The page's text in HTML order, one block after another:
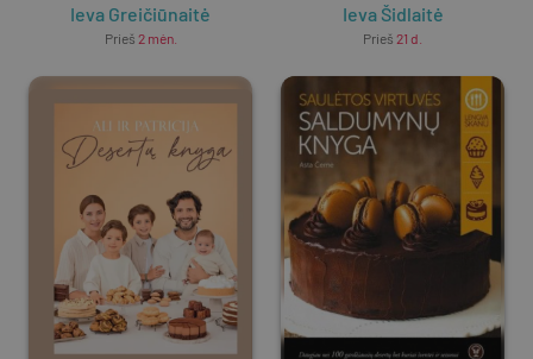
Ieva Greičiūnaitė
Prieš 2 mėn.
Ieva Šidlaitė
Prieš 21 d.